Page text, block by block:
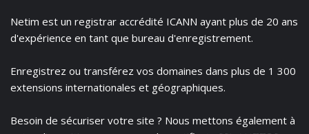
Netim est un registrar accrédité ICANN ayant plus de 20 ans
d'expérience en tant que bureau d'enregistrement.
Enregistrez ou transférez vos domaines dans plus de 1 300
extensions internationales et géographiques.
Besoin de sécuriser votre site ? Nous mettons également à